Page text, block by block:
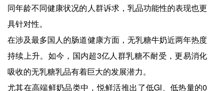
同年龄不同健康状况的人群诉求，乳品功能性的表现也更
具针对性。
在涉及最多国人的肠道健康方面，无乳糖牛奶近两年热度
持续上升。如今，国内超3亿人群乳糖不耐受，更易消化
吸收的无乳糖乳品有着巨大的发展潜力。
尤其在高端鲜奶品类中，悦鲜活推出了低GI、低热量的0